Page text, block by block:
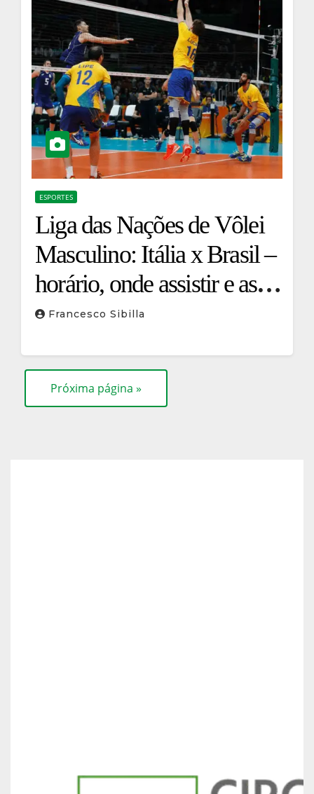
ESPORTES
Liga das Nações de Vôlei
Masculino: Itália x Brasil –
horário, onde assistir e as
últimas notícias das
Francesco Sibilla
Próxima página »